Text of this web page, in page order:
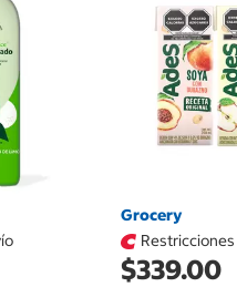
Grocery
$339.00